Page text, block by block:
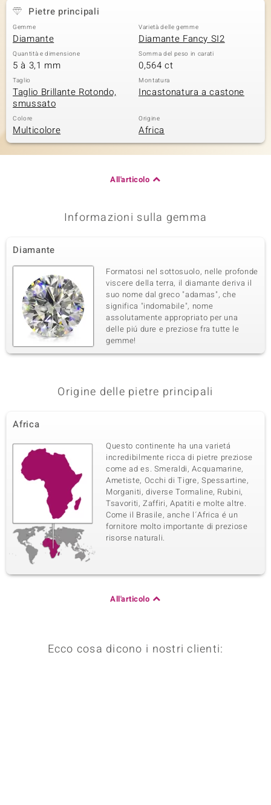
Pietre principali
Gemme
Diamante
Varietà delle gemme
Diamante Fancy SI2
Quantità e dimensione
5 à 3,1 mm
Somma del peso in carati
0,564 ct
Taglio
Taglio Brillante Rotondo,
smussato
Montatura
Incastonatura a castone
Colore
Multicolore
Origine
Africa
All'articolo
Informazioni sulla gemma
Diamante
Formatosi nel sottosuolo, nelle profonde
viscere della terra, il diamante deriva il
suo nome dal greco "adamas", che
significa "indomabile", nome
assolutamente appropriato per una
delle piú dure e preziose fra tutte le
gemme!
Origine delle pietre principali
Africa
Questo continente ha una varietá
incredibilmente ricca di pietre preziose
come ad es. Smeraldi, Acquamarine,
Ametiste, Occhi di Tigre, Spessartine,
Morganiti, diverse Tormaline, Rubini,
Tsavoriti, Zaffiri, Apatiti e molte altre.
Come il Brasile, anche l´Africa é un
fornitore molto importante di preziose
risorse naturali.
All'articolo
Ecco cosa dicono i nostri clienti: